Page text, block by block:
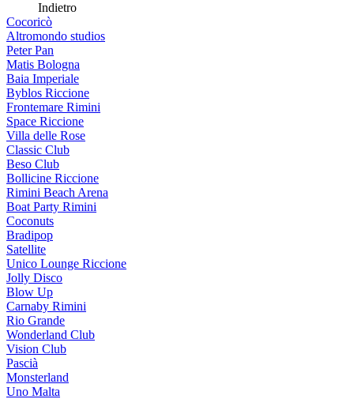
Indietro
Cocoricò
Altromondo studios
Peter Pan
Matis Bologna
Baia Imperiale
Byblos Riccione
Frontemare Rimini
Space Riccione
Villa delle Rose
Classic Club
Beso Club
Bollicine Riccione
Rimini Beach Arena
Boat Party Rimini
Coconuts
Bradipop
Satellite
Unico Lounge Riccione
Jolly Disco
Blow Up
Carnaby Rimini
Rio Grande
Wonderland Club
Vision Club
Pascià
Monsterland
Uno Malta